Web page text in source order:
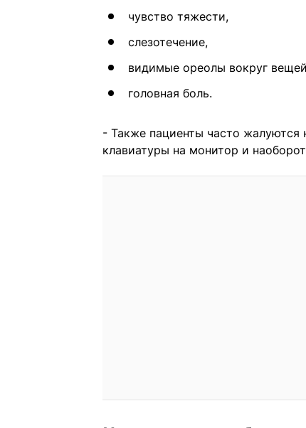
чувство тяжести,
слезотечение,
видимые ореолы вокруг
головная боль.
- Также пациенты часто жалуются
клавиатуры на монитор и